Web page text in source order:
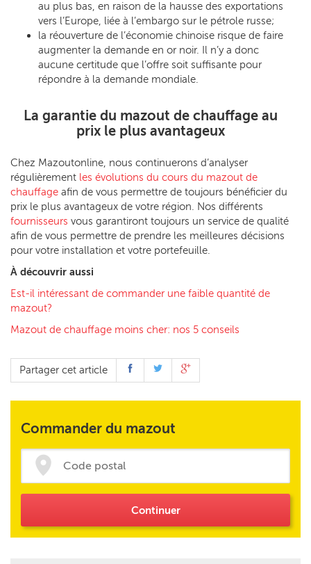
au plus bas, en raison de la hausse des exportations
vers l’Europe, liée à l’embargo sur le pétrole russe;
la réouverture de l’économie chinoise risque de faire
augmenter la demande en or noir. Il n’y a donc
aucune certitude que l’offre soit suffisante pour
répondre à la demande mondiale.
La garantie du mazout de chauffage au
prix le plus avantageux
Chez Mazoutonline, nous continuerons d’analyser
régulièrement les évolutions du cours du mazout de
chauffage afin de vous permettre de toujours bénéficier du
prix le plus avantageux de votre région. Nos différents
fournisseurs vous garantiront toujours un service de qualité
afin de vous permettre de prendre les meilleures décisions
pour votre installation et votre portefeuille.
À découvrir aussi
Est-il intéressant de commander une faible quantité de
mazout?
Mazout de chauffage moins cher: nos 5 conseils
Partager cet article
Commander du mazout
Continuer